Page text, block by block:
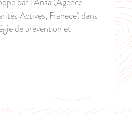
Actives, Franece) dans
de prévention et